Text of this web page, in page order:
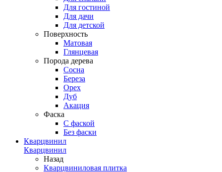
Для гостиной
Для дачи
Для детской
Поверхность
Матовая
Глянцевая
Порода дерева
Сосна
Береза
Орех
Дуб
Акация
Фаска
С фаской
Без фаски
Кварцвинил
Кварцвинил
Назад
Кварцвиниловая плитка